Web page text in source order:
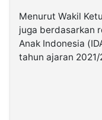
Menurut Wakil
juga berdasarkan
Anak Indonesia
tahun ajaran 2021/